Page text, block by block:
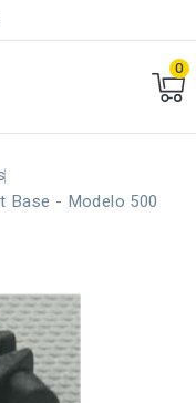
0
Base - Modelo 500